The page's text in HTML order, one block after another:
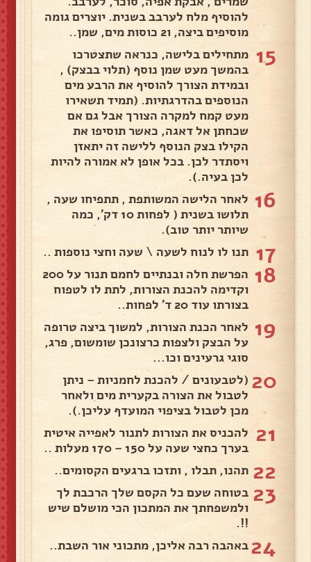
להוסיף מלח לערבב בשנית. יוצרים גומה
מוסיפים ביצה, ו2 כוסות מים, שמן..
15 מתחילים בלישה, כנראה שתצטרכו
בהמשך מעט שמן נוסף (תלוי בבצק) ,
ובמידת הצורך להוסיף את הרבע מים
הנוספים בהדרגתיות. (תמיד תשאירו
מעט קמח למקרה הצורך אבל גם אם
שכחתן אל דאגה, כאשר תוסיפו את
הקילו בצק הנוסף ללישה זה יתאזן
ויסתדר לכן. בכל אופן לא אמורה להיות
לכן בעיה.).
16 לאחר הלישה המשותפת , תתפיחו שעה ,
תלושו בשנית ( לפחות 10 דק', כמה
שיותר יותר טוב).
17 תנו לו לנוח לשעה \ שעה וחצי נוספות ..
18
הפרשת חלה ובנתיים לחמם תנור על 200
וקדימה להכנת הצורות, לתת לו לטפוח
בצורתו עוד 20 ד' לפחות..
19 לאחר הכנת הצורות, למשוך ביצה טרופה
על הבצק ולצפות כרצונכן שומשום, פרג,
סוגי גרעינים וכו...
20 (לטבעונים / להכנת לחמניות – ניתן
לטבול את הצורה בקערית מים ולאחר
מכן לטבול בציפוי המועדף עליכן.).
21 להכניס את הצורות לתנור לאפייה איטית
בערך כחצי שעה על 150 – 170 מעלות ..
22 תהנו, תבלו , ותזכו ברגעים הקסומים..
23 בטוחה שעם כל הקסם שלך הרכבת לך
ולמשפחתך את המתכון הכי מושלם שיש
!!.
24באהבה רבה אליכן, מתכוני אור השבת..